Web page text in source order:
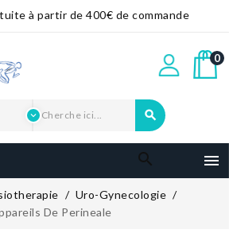
à partir de 400€ de commande
0


Uro-Gynecologie
De Perineale